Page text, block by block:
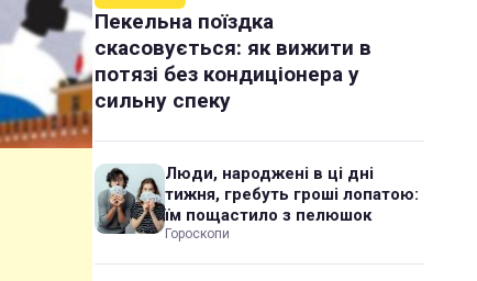
Пекельна поїздка
скасовується: як вижити в
потязі без кондиціонера у
сильну спеку
Люди, народжені в ці дні
тижня, гребуть гроші лопатою:
їм пощастило з пелюшок
Гороскопи